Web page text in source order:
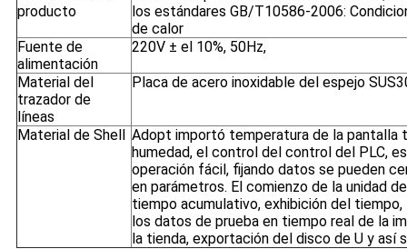
producto
los estándares GB/T10586-2006:
de calor
Fuente de
alimentación
220V ± el 10%, 50Hz,
Material del
trazador de
líneas
Placa de acero inoxidable del espejo
Material de Shell
Adopt importó temperatura de la pantalla
humedad, el control del control del PLC,
operación fácil, fijando datos se pueden
en parámetros. El comienzo de la unidad
tiempo acumulativo, exhibición del
los datos de prueba en tiempo real de la
la tienda, exportación del disco de U y así